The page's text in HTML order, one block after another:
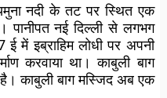
नदी के तट पर स्थित एक
पानीपत नई दिल्ली से लगभग
में इब्राहिम लोधी पर अपनी
करवाया था। काबुली बाग
काबुली बाग मस्जिद अब एक